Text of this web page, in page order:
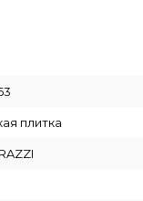
плитка